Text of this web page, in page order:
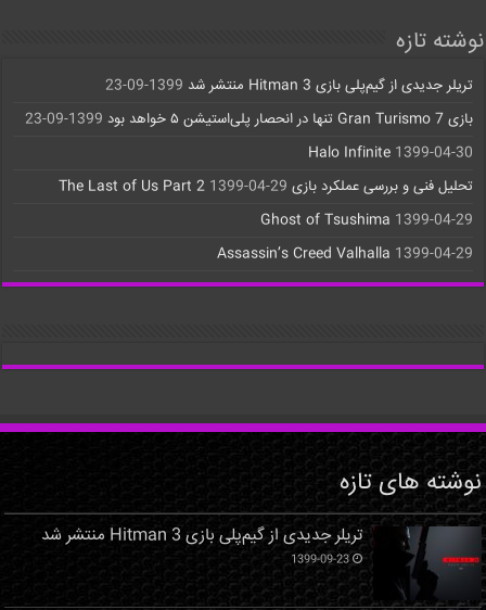
نوشته تازه
تریلر جدیدی از گیم‌پلی بازی Hitman 3 منتشر شد
1399-09-23
بازی Gran Turismo 7 تنها در انحصار پلی‌استیشن ۵ خواهد بود
1399-09-23
Halo Infinite 1399-04-30
تحلیل فنی و بررسی عملکرد بازی The Last of Us Part 2 1399-04-29
Ghost of Tsushima 1399-04-29
Assassin’s Creed Valhalla 1399-04-29
نوشته های تازه
تریلر جدیدی از گیم‌پلی بازی Hitman 3 منتشر شد
1399-09-23